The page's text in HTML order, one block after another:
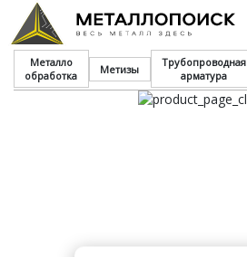
Металло
обработка
Метизы
Трубопроводная
арматура